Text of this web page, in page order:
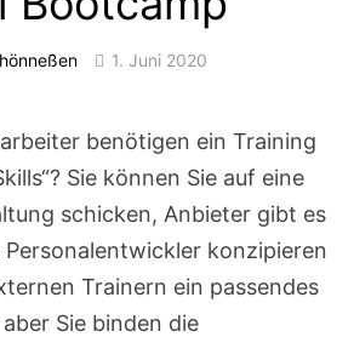
1. Juni 2020
benötigen ein Training
Sie können Sie auf eine
schicken, Anbieter gibt es
Personalentwickler konzipieren
Trainern ein passendes
Sie binden die